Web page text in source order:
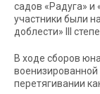
садов «Радуга» и
участники были
доблести» III
В ходе сборов
перетягивании